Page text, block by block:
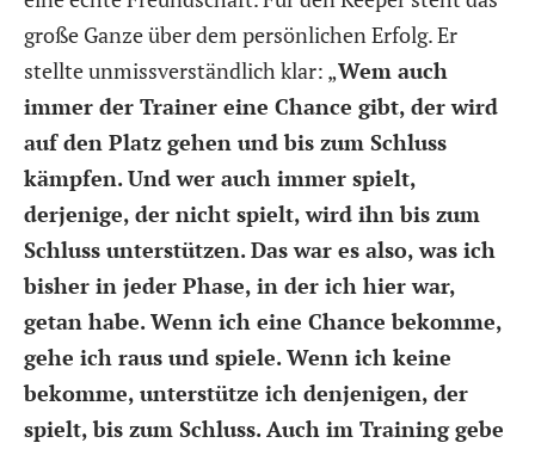
große Ganze über dem persönlichen Erfolg. Er
stellte unmissverständlich klar: „Wem auch
immer der Trainer eine Chance gibt, der wird
auf den Platz gehen und bis zum Schluss
kämpfen. Und wer auch immer spielt,
derjenige, der nicht spielt, wird ihn bis zum
Schluss unterstützen. Das war es also, was ich
bisher in jeder Phase, in der ich hier war,
getan habe. Wenn ich eine Chance bekomme,
gehe ich raus und spiele. Wenn ich keine
bekomme, unterstütze ich denjenigen, der
spielt, bis zum Schluss. Auch im Training gebe